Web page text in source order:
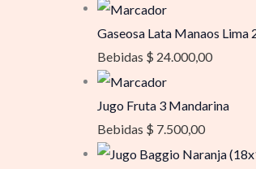
Gaseosa Lata Manaos Lima
Bebidas $ 24.000,00
Jugo Fruta 3 Mandarina
Bebidas $ 7.500,00